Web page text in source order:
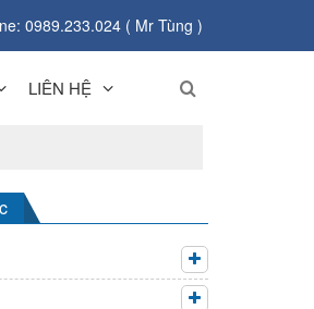
0989.233.024 ( Mr Tùng )
LIÊN HỆ